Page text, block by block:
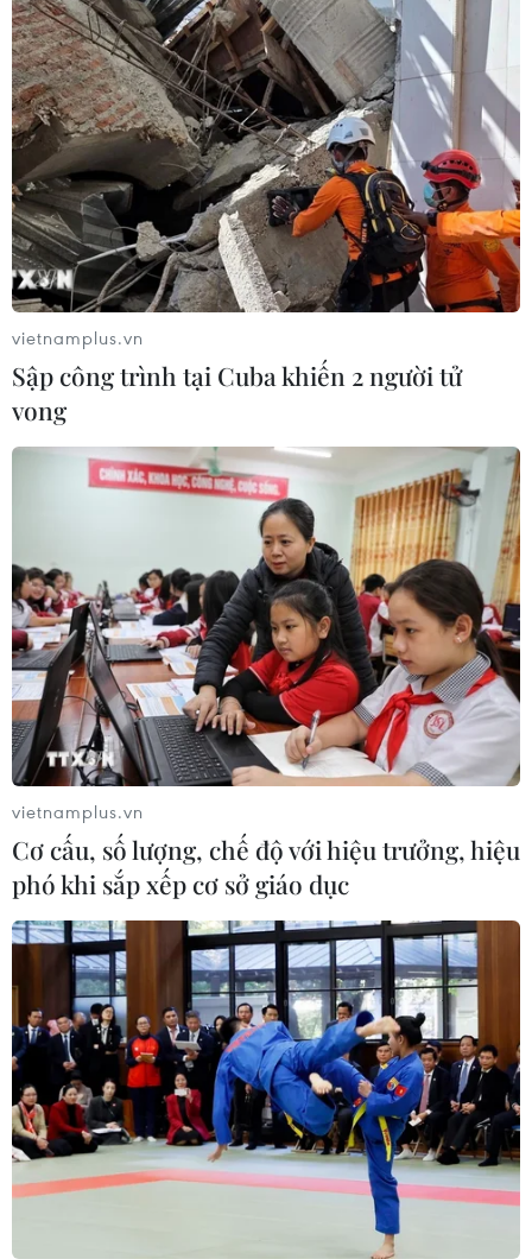
vietnamplus.vn
Sập công trình tại Cuba khiến 2 người tử
vong
vietnamplus.vn
Cơ cấu, số lượng, chế độ với hiệu trưởng, hiệu
phó khi sắp xếp cơ sở giáo dục